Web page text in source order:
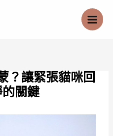
？讓緊張貓咪回
關鍵